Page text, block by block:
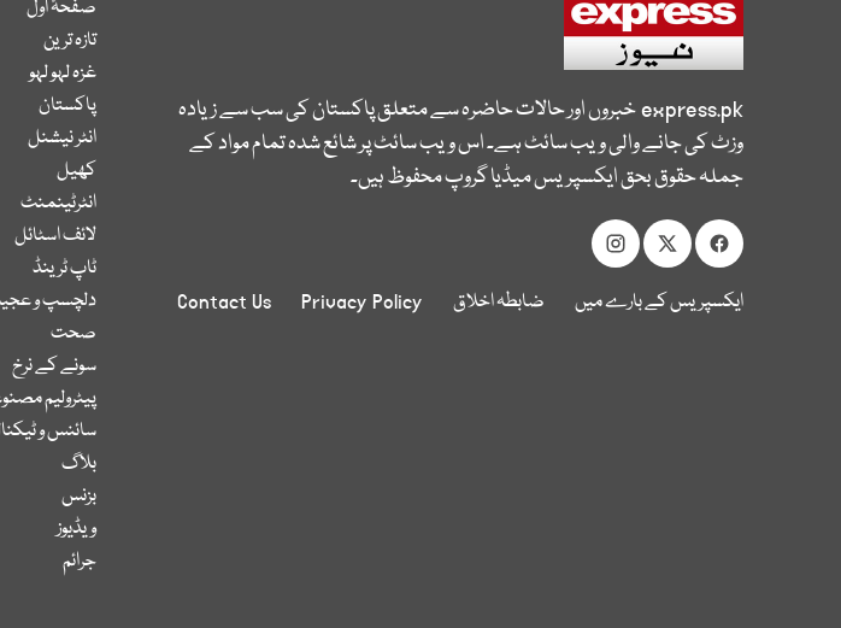
express.pkخبروں اور حالات حاضرہ سے متعلق پاکستان کی سب سے زیادہ
وزٹ کی جانے والی ویب سائٹ ہے۔ اس ویب سائٹ پر شائع شدہ تمام مواد کے
جملہ حقوق بحق ایکسپریس میڈیا گروپ محفوظ ہیں۔
ایکسپریس کے بارے میں ضابطہ اخلاق Privacy Policy
Contact Us
صفحۂ اول
تازہ ترین
غزہ لہو لہو
پاکستان
انٹر نیشنل
کھیل
انٹرٹینمنٹ
لائف اسٹائل
ٹاپ ٹرینڈ
دلچسپ و
صحت
سونے کے نرخ
پیٹرولیم
سائنس و
بلاگ
بزنس
ویڈیوز
جرائم